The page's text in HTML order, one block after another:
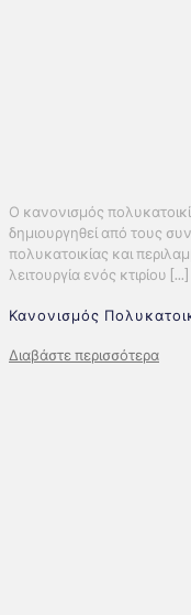
Ο κανονισμός
δημιουργηθεί από τους
πολυκατοικίας και
λειτουργία ενός κτιρίου [...]
Κανονισμός
Διαβάστε περισσότερα